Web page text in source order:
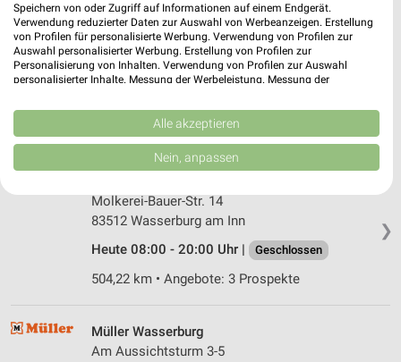
dm Kolbermoor
Am Rothbachl 2
83059 Kolbermoor
❯
Molkerei-Bauer-Str. 14
83512 Wasserburg am Inn
Heute 08:00 - 20:00 Uhr |
Geschlossen
504,22 km • Angebote: 3 Prospekte
Müller Wasserburg
Am Aussichtsturm 3-5
Speichern von oder Zugriff auf Informationen auf einem Endgerät.
Verwendung reduzierter Daten zur Auswahl von Werbeanzeigen. Erstellung
von Profilen für personalisierte Werbung. Verwendung von Profilen zur
Auswahl personalisierter Werbung. Erstellung von Profilen zur
Personalisierung von Inhalten. Verwendung von Profilen zur Auswahl
personalisierter Inhalte. Messung der Werbeleistung. Messung der
Kombinationen von Daten aus verschiedenen Quellen. Entwicklung und
Verbesserung der Angebote. Verwendung reduzierter Daten zur Auswahl
von Inhalten.
Daten können außerhalb der Europäischen Union weitergegeben und in die
Website/App.
Partnerliste anzeigen (1 IAB-Anbieter)
Wir nutzen Ihre Daten für folgende Zwecke:
Verwendung reduzierter Daten zur Auswahl von
Alle akzeptieren
Nein, anpassen